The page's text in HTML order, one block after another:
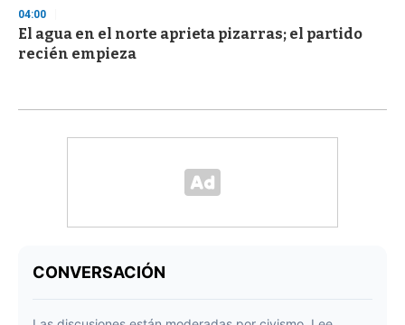
04:00
El agua en el norte aprieta pizarras; el partido
recién empieza